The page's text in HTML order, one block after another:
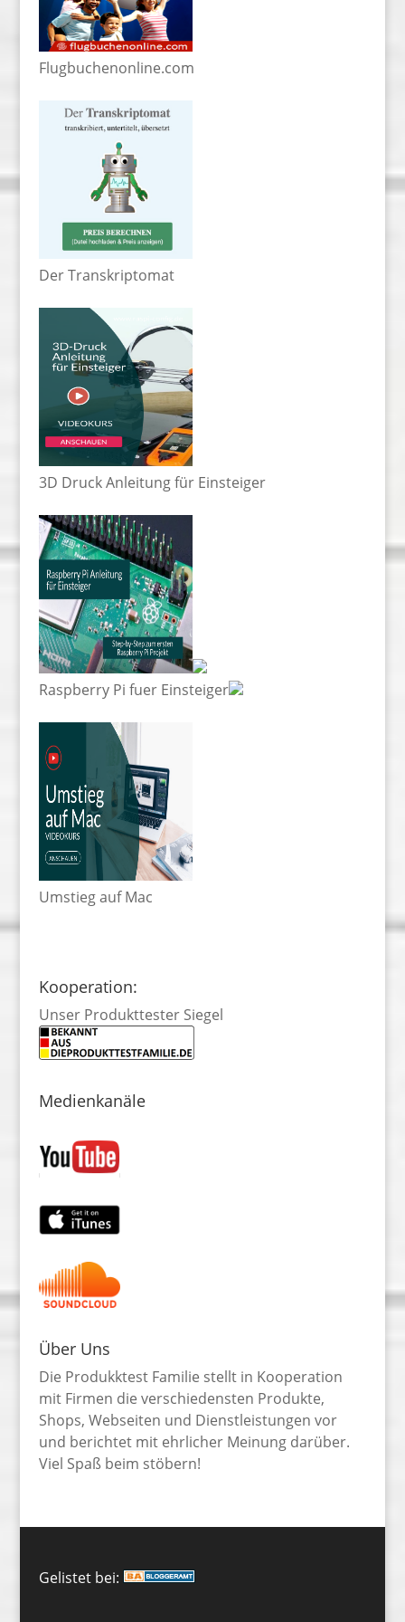
Flugbuchenonline.com
Der Transkriptomat
3D Druck Anleitung für Einsteiger
Raspberry Pi fuer Einsteiger
Umstieg auf Mac
Kooperation:
Unser Produkttester Siegel
Medienkanäle
Über Uns
Die Produkktest Familie stellt in Kooperation
mit Firmen die verschiedensten Produkte,
Shops, Webseiten und Dienstleistungen vor
und berichtet mit ehrlicher Meinung darüber.
Viel Spaß beim stöbern!
Gelistet bei: